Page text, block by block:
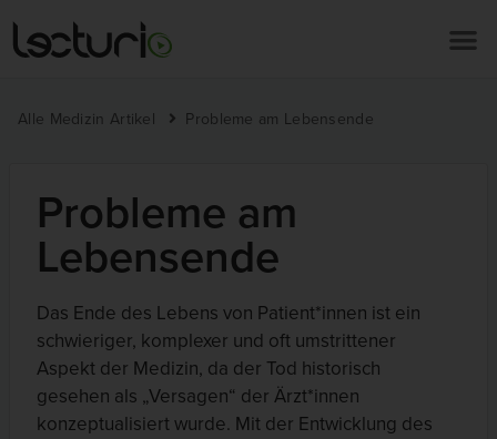
Alle Medizin Artikel Probleme am Lebensende
Probleme am
Lebensende
Das Ende des Lebens von Patient*innen ist ein
schwieriger, komplexer und oft umstrittener
Aspekt der Medizin, da der Tod historisch
gesehen als „Versagen“ der Ärzt*innen
konzeptualisiert wurde. Mit der Entwicklung des